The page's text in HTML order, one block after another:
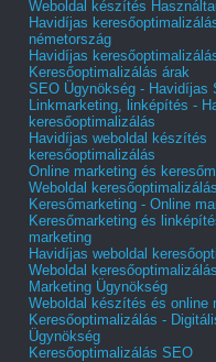
Weboldal készítés
Havidíjas
németország
Havidíjas
Keresőoptimalizálás árak
SEO Ügynökség - Havidíjas
Linkmarketing, linképítés -
keresőoptimalizálás
Havidíjas weboldal készítés
keresőoptimalizálás
Online marketing és
Weboldal
Keresőmarketing - Online
Keresőmarketing és
marketing
Havidíjas weboldal
Weboldal
Marketing Ügynökség
Weboldal készítés és online
Keresőoptimalizálás -
Ügynökség
Keresőoptimalizálás SEO